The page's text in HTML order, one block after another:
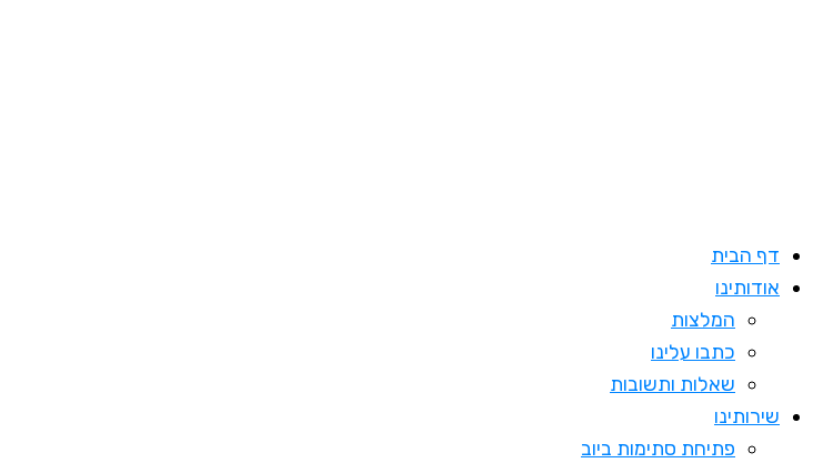
דף הבית
אודותינו
המלצות
כתבו עלינו
שאלות ותשובות
שירותינו
פתיחת סתימות ביוב